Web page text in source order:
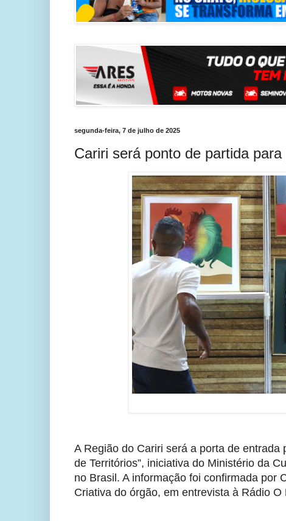
segunda-feira, 7 de julho de 2025
Cariri será ponto de partida
A Região do Cariri será a porta de
de Territórios”, iniciativa do Ministério da
no Brasil. A informação foi confirmada por
Criativa do órgão, em entrevista à Rádio O